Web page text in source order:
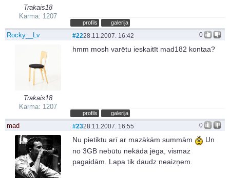
Trakais18
Karma: 1207
profils galerija
Rocky__Lv
Trakais18
Karma: 1207
0
#2228.11.2007. 16:42
hmm mosh varētu ieskaitīt mad182 kontaa?
profils galerija
mad 0
#2328.11.2007. 16:55
Nu pietiktu arī ar mazākām summām
Un
no 3GB nebūtu nekāda jēga, vismaz
pagaidām. Lapa tik daudz neaizņem.